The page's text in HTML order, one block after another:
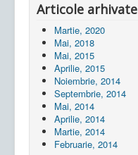
Articole arhivate
Martie, 2020
Mai, 2018
Mai, 2015
Aprilie, 2015
Noiembrie, 2014
Septembrie, 2014
Mai, 2014
Aprilie, 2014
Martie, 2014
Februarie, 2014